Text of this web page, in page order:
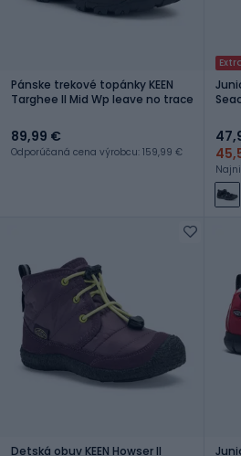
Pánske trekové topánky KEEN
Targhee II Mid Wp leave no trace
89,99 €
Odporúčaná cena výrobcu: 159,99 €
Detská obuv KEEN Howser II